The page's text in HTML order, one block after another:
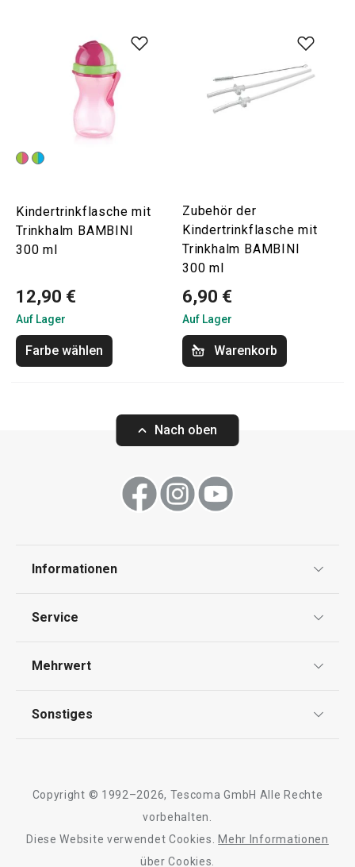
Kindertrinkflasche mit
Trinkhalm BAMBINI
300 ml
12,90 €
Auf Lager
Farbe wählen
Zubehör der
Kindertrinkflasche mit
Trinkhalm BAMBINI
300 ml
6,90 €
Auf Lager
Warenkorb
Nach oben
Informationen
Impressum
Service
Kontaktformular
Mehrwert
Qualität
Sonstiges
Barrierefreiheit
Copyright © 1992–2026, Tescoma GmbH Alle Rechte
vorbehalten.
Diese Website verwendet Cookies.
Mehr Informationen
über Cookies.